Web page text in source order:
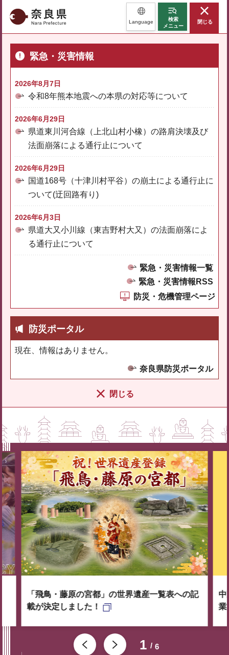
奈良県 Language
検索
メニュー
閉じる
緊急・災害情報
2026年8月7日
令和8年熊本地震への本県の対応等について
2026年6月29日
県道東川河合線（上北山村小橡）の路肩決壊及び
法面崩落による通行止について
2026年6月29日
国道168号（十津川村平谷）の崩土による通行止に
ついて(迂回路有り)
2026年6月3日
県道大又小川線（東吉野村大又）の法面崩落によ
る通行止について
緊急・災害情報一覧
緊急・災害情報RSS
防災・危機管理ページ
防災ポータル
現在、情報はありません。
奈良県防災ポータル
閉じる
1 6
「飛鳥・藤原の宮都」の世界遺産一覧表への記
載が決定しました！
中
業